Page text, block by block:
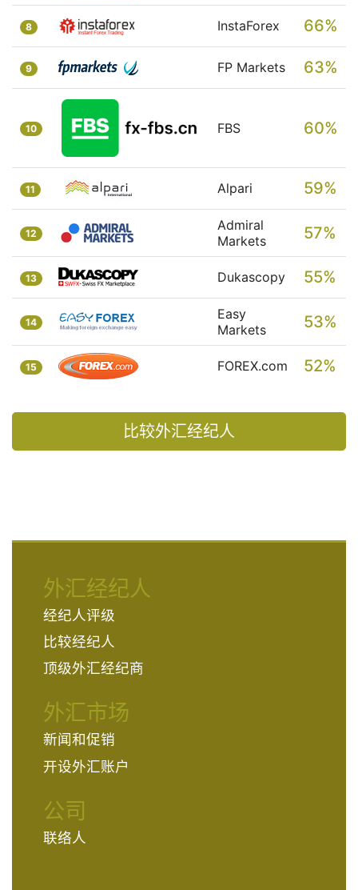
8 InstaForex 66%
9 FP Markets 63%
10 FBS 60%
11 Alpari 59%
12
Admiral
Markets
57%
13 Dukascopy 55%
14
Easy
Markets
53%
15 FOREX.com 52%
比较外汇经纪人
外汇经纪人
经纪人评级
比较经纪人
顶级外汇经纪商
外汇市场
新闻和促销
开设外汇账户
公司
联络人